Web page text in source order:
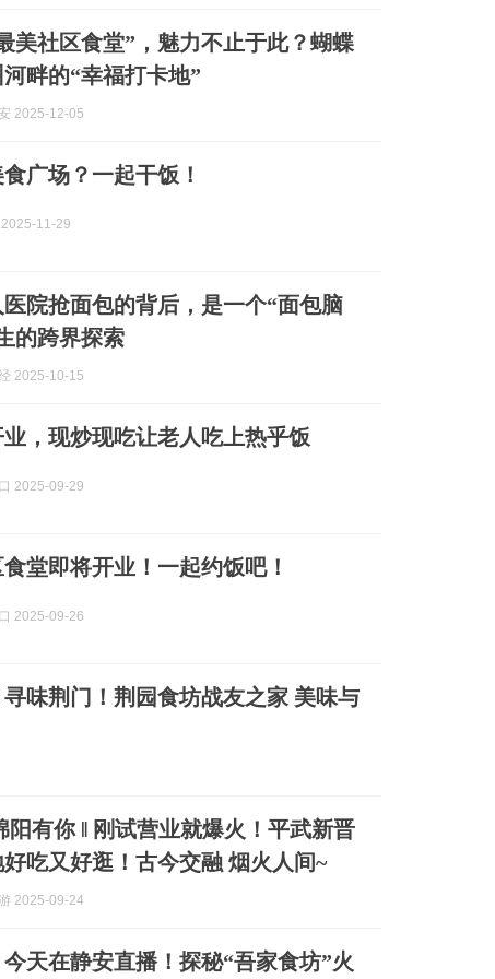
美社区食堂”，魅力不止于此？蝴蝶
畔的“幸福打卡地”
2025-12-05
广场？一起干饭！
11-29
院抢面包的背后，是一个“面包脑
的跨界探索
2025-10-15
，现炒现吃让老人吃上热乎饭
2025-09-29
堂即将开业！一起约饭吧！
2025-09-26
味荆门！荆园食坊战友之家 美味与
阳有你 ‖ 刚试营业就爆火！平武新晋
吃又好逛！古今交融 烟火人间~
2025-09-24
今天在静安直播！探秘“吾家食坊”火